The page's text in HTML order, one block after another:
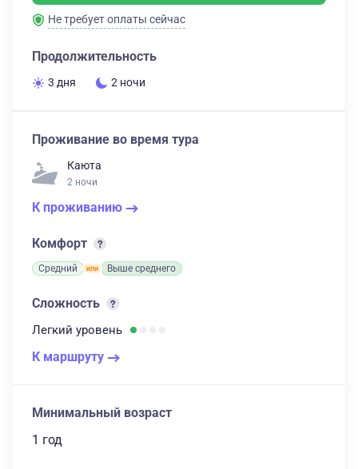
Не требует оплаты сейчас
Продолжительность
3 дня 2 ночи
Проживание во время тура
Каюта
2 ночи
К проживанию
Комфорт
Средний Выше среднего
Сложность
Легкий уровень
К маршруту
Минимальный возраст
1 год